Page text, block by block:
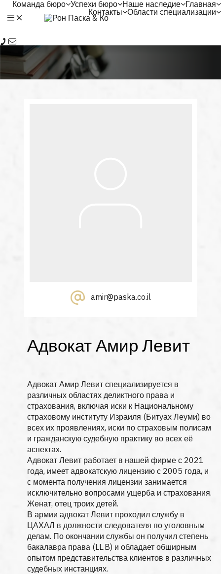
ע
Главная
Наше наследие
Успехи бюро
Команда бюро
Области специализации
Контакты
amir@paska.co.il
Адвокат Амир Левит
Адвокат Амир Левит специализируется в
различных областях деликтного права и
страхования, включая иски к Национальному
страховому институту Израиля (Битуах Леуми) во
всех их проявлениях, иски по страховым полисам
и гражданскую судебную практику во всех её
аспектах.
Адвокат Левит работает в нашей фирме с 2021
года, имеет адвокатскую лицензию с 2005 года, и
с момента получения лицензии занимается
исключительно вопросами ущерба и страхования.
Женат, отец троих детей.
В армии адвокат Левит проходил службу в
ЦАХАЛ в должности следователя по уголовным
делам. По окончании службы он получил степень
бакалавра права (LL.B) и обладает обширным
опытом представительства клиентов в различных
судебных инстанциях.